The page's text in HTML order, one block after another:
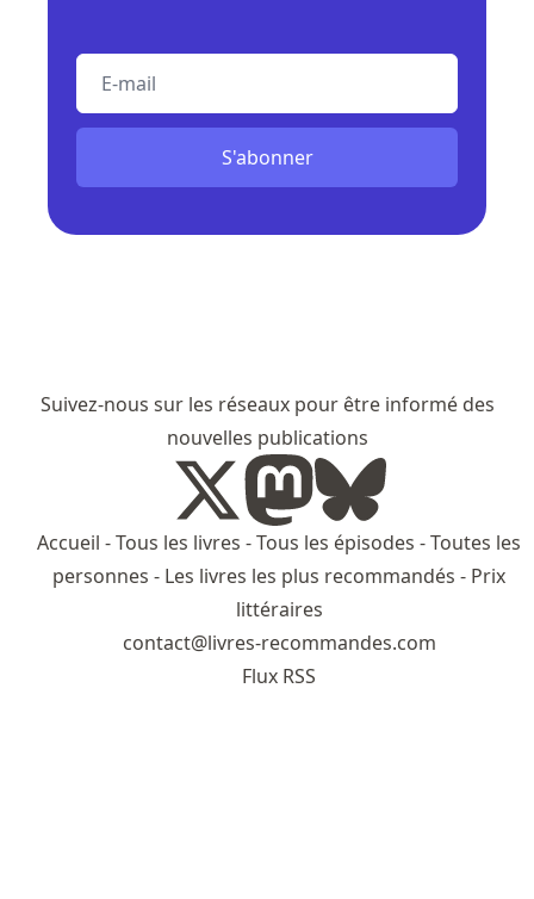
E-mail
S'abonner
Suivez-nous sur les réseaux pour être informé des
nouvelles publications
Accueil -Tous les livres -Tous les épisodes -Toutes les
personnes - Les livres les plus recommandés - Prix
littéraires
contact@livres-recommandes.com
Flux RSS